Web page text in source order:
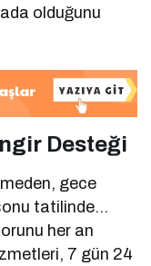
olduğunu
Desteği
gece
tatilinde…
her an
7 gün 24